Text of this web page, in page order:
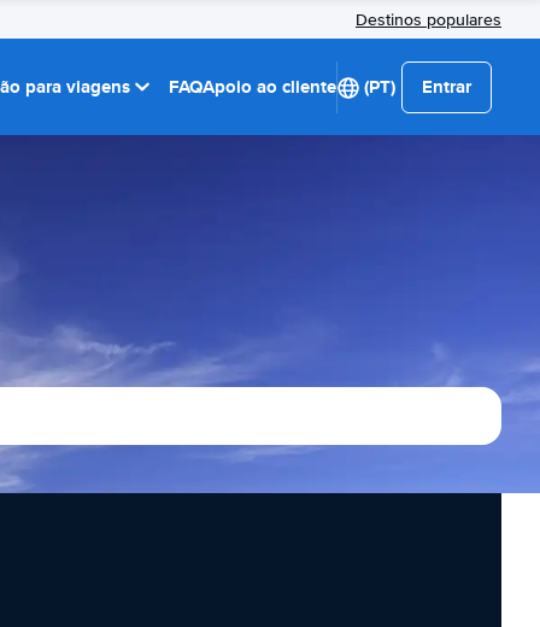
Destinos populares
para viagens FAQApoio ao cliente (PT) Entrar